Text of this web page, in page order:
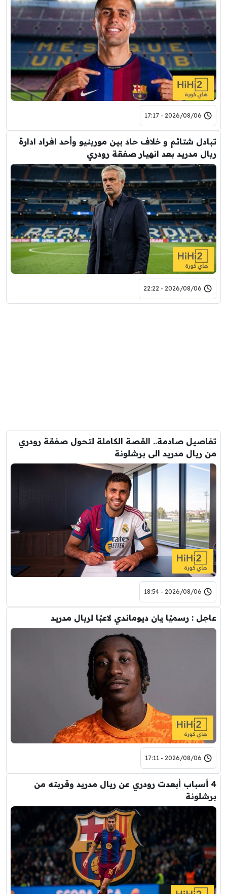
2026/08/06 - 17:17
تبادل شتائم و خلاف حاد بين مورينيو وأحد افراد ادارة
ريال مدريد بعد انهيار صفقة رودري
2026/08/06 - 22:22
تفاصيل صادمة.. القصة الكاملة لتحول صفقة رودري
من ريال مدريد الى برشلونة
2026/08/06 - 18:54
عاجل : رسميًا يان ديوماندي لاعبًا لريال مدريد
2026/08/06 - 17:11
4 أسباب أبعدت رودري عن ريال مدريد وقربته من
برشلونة